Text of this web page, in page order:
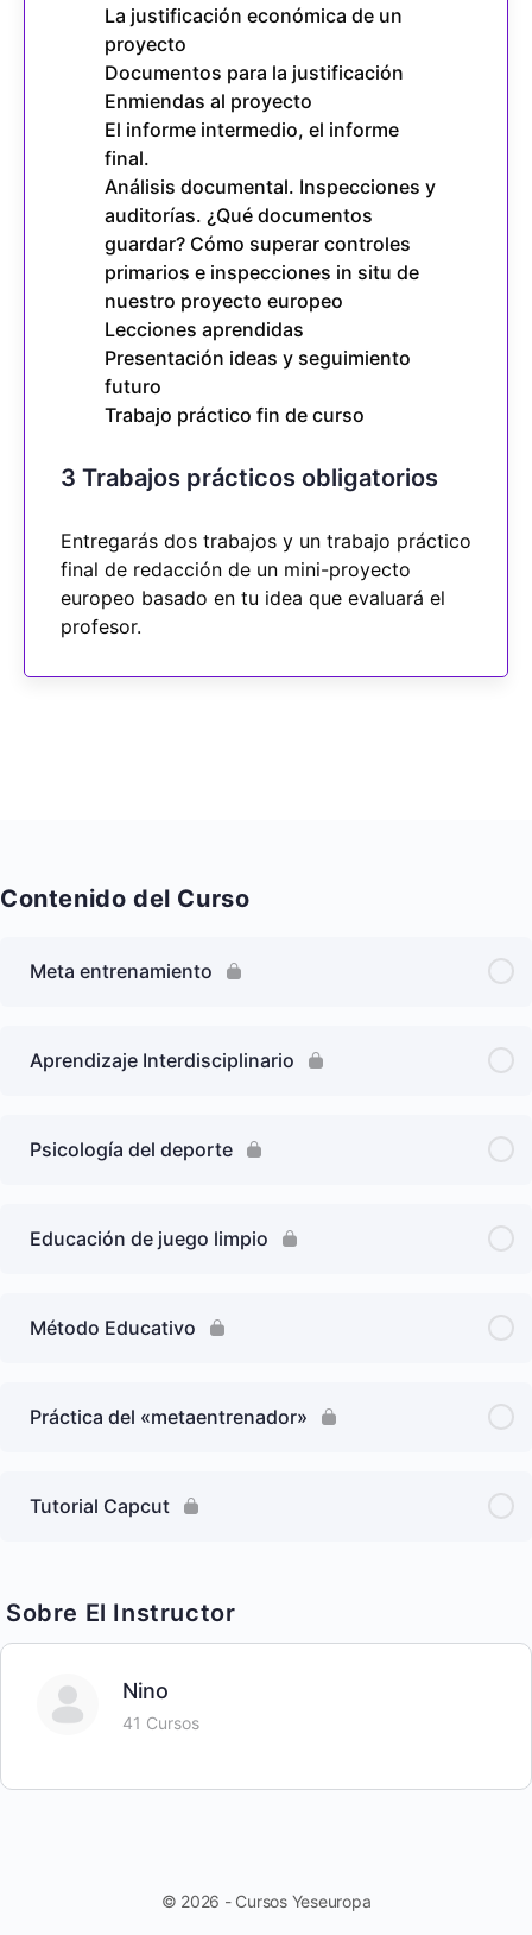
La justificación económica de un
proyecto
Documentos para la justificación
Enmiendas al proyecto
El informe intermedio, el informe
final.
Análisis documental. Inspecciones y
auditorías. ¿Qué documentos
guardar? Cómo superar controles
primarios e inspecciones in situ de
nuestro proyecto europeo
Lecciones aprendidas
Presentación ideas y seguimiento
futuro
Trabajo práctico fin de curso
3 Trabajos prácticos obligatorios
Entregarás dos trabajos y un trabajo práctico
final de redacción de un mini-proyecto
europeo basado en tu idea que evaluará el
profesor.
Contenido del Curso
Meta entrenamiento
Aprendizaje Interdisciplinario
Psicología del deporte
Educación de juego limpio
Método Educativo
Práctica del «metaentrenador»
Tutorial Capcut
Sobre El Instructor
Nino
41 Cursos
© 2026 - Cursos Yeseuropa